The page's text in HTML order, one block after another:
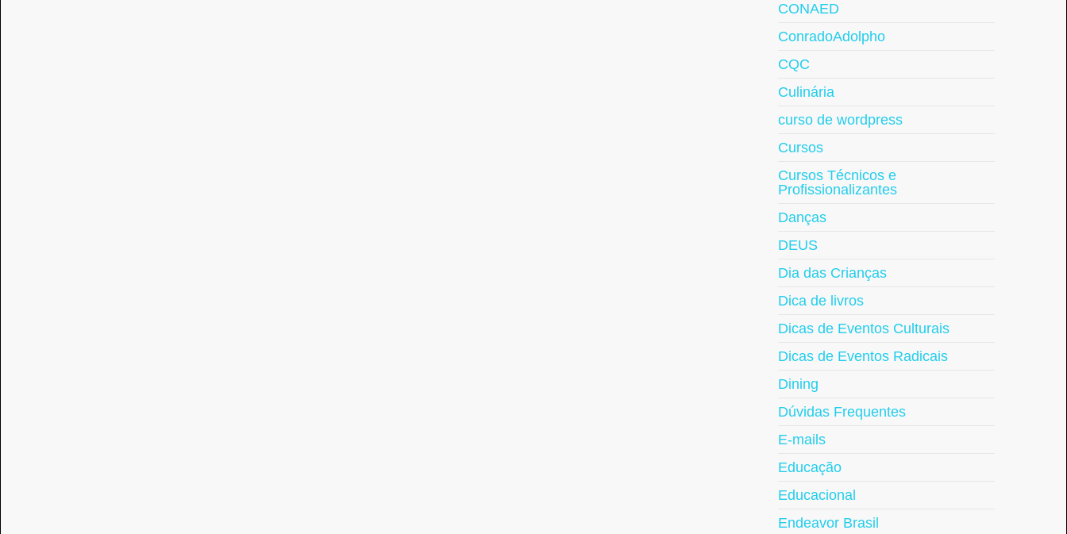
CONAED
ConradoAdolpho
CQC
Culinária
curso de wordpress
Cursos
Cursos Técnicos e
Profissionalizantes
Danças
DEUS
Dia das Crianças
Dica de livros
Dicas de Eventos Culturais
Dicas de Eventos Radicais
Dining
Dúvidas Frequentes
E-mails
Educação
Educacional
Endeavor Brasil